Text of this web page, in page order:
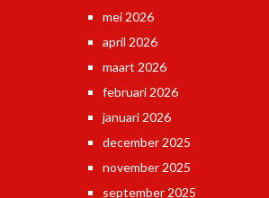
mei 2026
april 2026
maart 2026
februari 2026
januari 2026
december 2025
november 2025
september 2025